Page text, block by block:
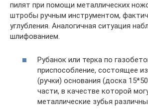
пилят при помощи металлических
штробы ручным инструментом,
углубления. Аналогичная ситуация
шлифованием.
Рубанок или терка по
приспособление, состоящее
(ручки) основания (доска
части, в качестве которой
металлические зубья